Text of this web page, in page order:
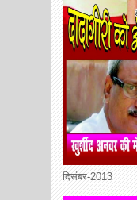
दिसंबर-2013